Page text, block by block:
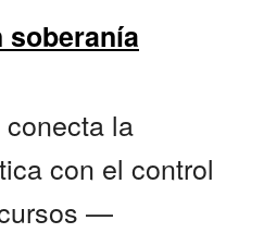
soberanía
la
con el control
—